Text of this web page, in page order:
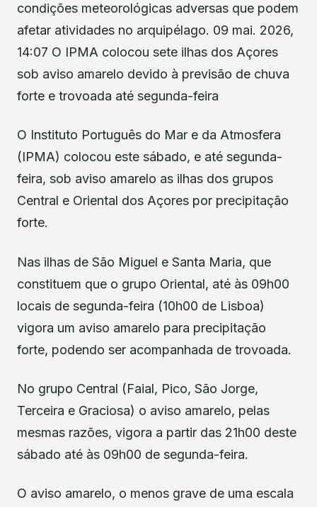
condições meteorológicas adversas que podem
afetar atividades no arquipélago. 09 mai. 2026,
14:07 O IPMA colocou sete ilhas dos Açores
sob aviso amarelo devido à previsão de chuva
forte e trovoada até segunda-feira
O Instituto Português do Mar e da Atmosfera
(IPMA) colocou este sábado, e até segunda-
feira, sob aviso amarelo as ilhas dos grupos
Central e Oriental dos Açores por precipitação
forte.
Nas ilhas de São Miguel e Santa Maria, que
constituem que o grupo Oriental, até às 09h00
locais de segunda-feira (10h00 de Lisboa)
vigora um aviso amarelo para precipitação
forte, podendo ser acompanhada de trovoada.
No grupo Central (Faial, Pico, São Jorge,
Terceira e Graciosa) o aviso amarelo, pelas
mesmas razões, vigora a partir das 21h00 deste
sábado até às 09h00 de segunda-feira.
O aviso amarelo, o menos grave de uma escala